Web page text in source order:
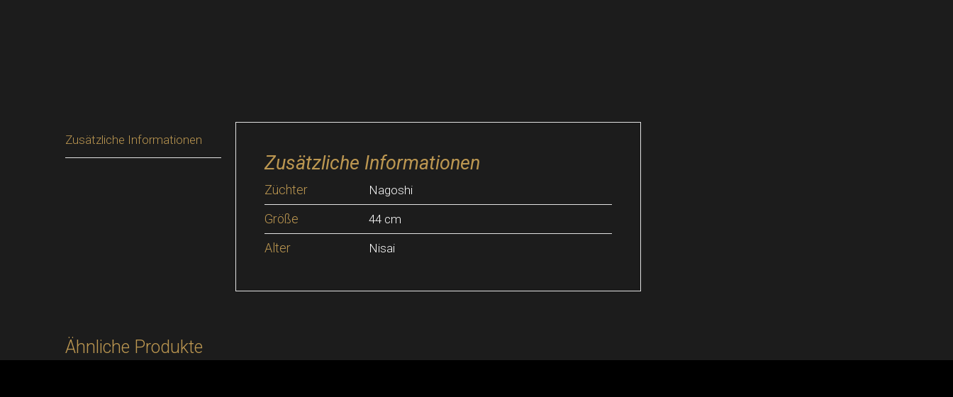
Zusätzliche Informationen
Zusätzliche Informationen
Züchter Nagoshi
Größe 44 cm
Alter Nisai
Ähnliche Produkte